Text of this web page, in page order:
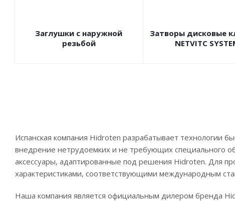
Заглушки с наружной
резьбой
Затворы дисковые
NETVITC
Испанская компания Hidroten разрабатывает технологии
внедрение нетрудоемких и не требующих специального
аксессуары, адаптированные под решения Hidroten. Для
характеристиками, соответствующими международным
Наша компания является официальным дилером бренда